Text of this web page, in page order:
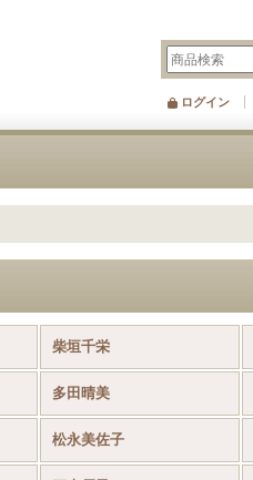
ログイン
柴垣千栄
多田晴美
松永美佐子